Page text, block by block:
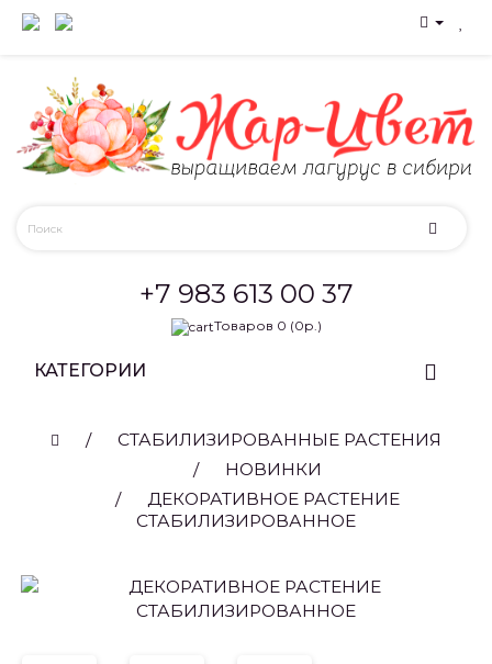
+7 983 613 00 37
Товаров 0 (0р.)
КАТЕГОРИИ
СТАБИЛИЗИРОВАННЫЕ РАСТЕНИЯ
НОВИНКИ
ДЕКОРАТИВНОЕ РАСТЕНИЕ
СТАБИЛИЗИРОВАННОЕ